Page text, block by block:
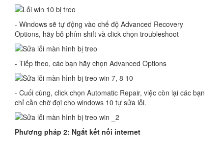
- Windows sẽ tự động vào chế độ Advanced Recovery
Options, hãy bỏ phím shift và click chọn troubleshoot
- Tiếp theo, các bạn hãy chọn Advanced Options
- Cuối cùng, click chọn Automatic Repair, việc còn lại các bạn
chỉ cần chờ đợi cho windows 10 tự sửa lỗi.
Phương pháp 2: Ngắt kết nối internet